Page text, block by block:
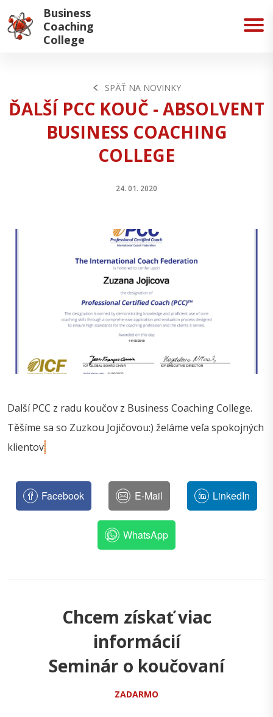
Business
Coaching
College
SPÄŤ NA NOVINKY
ĎALŠÍ PCC KOUČ - ABSOLVENT
BUSINESS COACHING
COLLEGE
24. 01. 2020
Další PCC z radu koučov z Business Coaching College.
Těšíme sa so Zuzkou Jojičovou:) želáme veľa spokojných
klientov
Facebook E-Mail LinkedIn
WhatsApp
Chcem získať viac
informácií
Seminár o koučovaní
ZADARMO